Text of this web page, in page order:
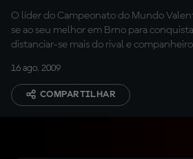
O líder do Campeonato do Mundo
se ao seu melhor em Brno para
distanciar-se mais do rival e
16 ago. 2009
COMPARTILHAR